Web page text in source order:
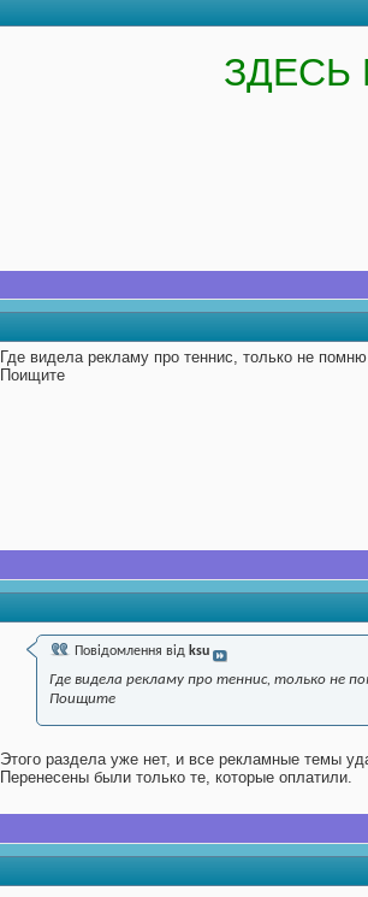
ЗДЕСЬ
Где видела рекламу про теннис, только не
Поищите
Повідомлення від ksu
Где видела рекламу про теннис, только не
Поищите
Этого раздела уже нет, и все рекламные темы
Перенесены были только те, которые оплатили.